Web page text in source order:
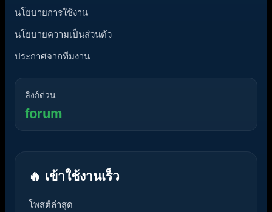
นโยบายการใช้งาน
นโยบายความเป็นส่วนตัว
ประกาศจากทีมงาน
ลิงก์ด่วน
forum
🔥 เข้าใช้งานเร็ว
โพสต์ล่าสุด